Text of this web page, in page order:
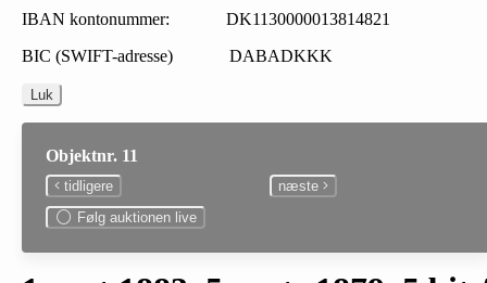
IBAN kontonummer: DK1130000013814821
BIC (SWIFT-adresse) DABADKKK
Luk
Objektnr. 11
tidligere
næste
Følg auktionen live